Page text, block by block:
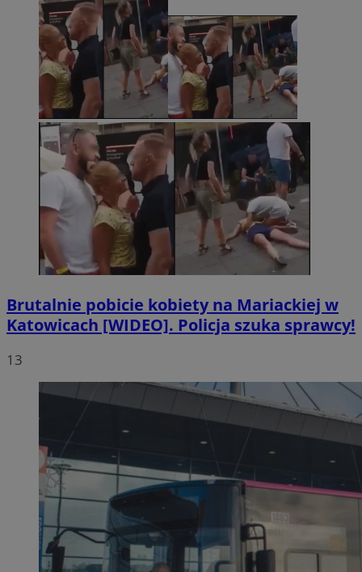
Brutalnie pobicie kobiety na Mariackiej w
Katowicach [WIDEO]. Policja szuka sprawcy!
13